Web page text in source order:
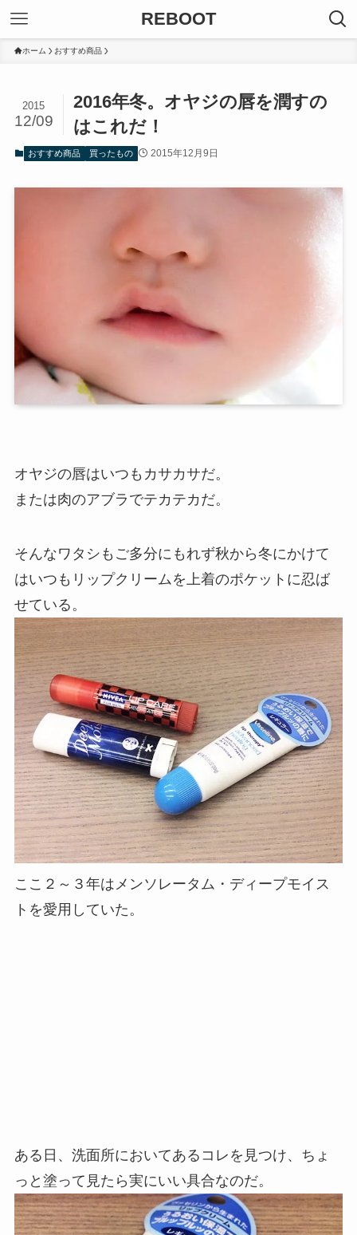
REBOOT
ホーム おすすめ商品
2016年冬。オヤジの唇を潤すの
はこれだ！
2015
12/09
おすすめ商品 買ったもの 2015年12月9日
オヤジの唇はいつもカサカサだ。
または肉のアブラでテカテカだ。
そんなワタシもご多分にもれず秋から冬にかけて
はいつもリップクリームを上着のポケットに忍ば
せている。
ここ２～３年はメンソレータム・ディープモイス
トを愛用していた。
ある日、洗面所においてあるコレを見つけ、ちょ
っと塗って見たら実にいい具合なのだ。